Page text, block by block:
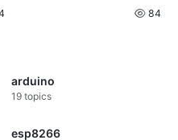
84
arduino
19 topics
esp8266